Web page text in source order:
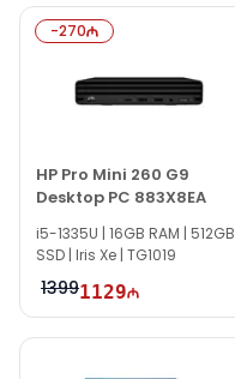
-270
HP Pro Mini 260 G9
Desktop PC 883X8EA
i5-1335U | 16GB RAM | 512GB
SSD | Iris Xe | TG1019
13991129